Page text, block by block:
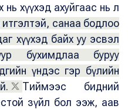
хүүхэд ахуйгаас нь л
санаа бодлоо
хүүхэд байх уу эсвэл
бухимдлаа буруу
үндэс гэр бүлийн
Тиймээс бидний
зүйл бол ээж, аав